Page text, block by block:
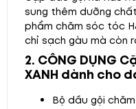
sung thêm dưỡng
phẩm chăm sóc tóc
chỉ sạch gàu mà còn
2. CÔNG DỤNG
XANH dành cho
Bộ dầu gội